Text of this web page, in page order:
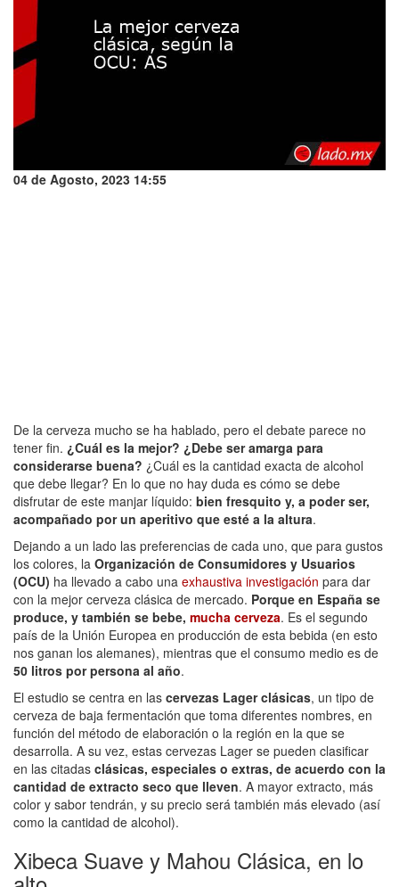
04 de Agosto, 2023 14:55
De la cerveza mucho se ha hablado, pero el debate parece no
tener fin. ¿Cuál es la mejor? ¿Debe ser amarga para
considerarse buena? ¿Cuál es la cantidad exacta de alcohol
que debe llegar? En lo que no hay duda es cómo se debe
disfrutar de este manjar líquido: bien fresquito y, a poder ser,
acompañado por un aperitivo que esté a la altura.
Dejando a un lado las preferencias de cada uno, que para gustos
los colores, la Organización de Consumidores y Usuarios
(OCU) ha llevado a cabo una exhaustiva investigación para dar
con la mejor cerveza clásica de mercado. Porque en España se
produce, y también se bebe, mucha cerveza. Es el segundo
país de la Unión Europea en producción de esta bebida (en esto
nos ganan los alemanes), mientras que el consumo medio es de
50 litros por persona al año.
El estudio se centra en las cervezas Lager clásicas, un tipo de
cerveza de baja fermentación que toma diferentes nombres, en
función del método de elaboración o la región en la que se
desarrolla. A su vez, estas cervezas Lager se pueden clasificar
en las citadas clásicas, especiales o extras, de acuerdo con la
cantidad de extracto seco que lleven. A mayor extracto, más
color y sabor tendrán, y su precio será también más elevado (así
como la cantidad de alcohol).
Xibeca Suave y Mahou Clásica, en lo